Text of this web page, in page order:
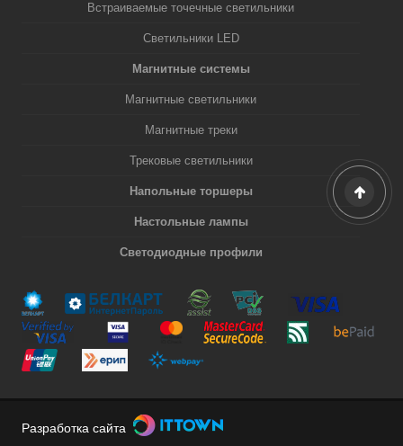
Встраиваемые точечные светильники
Светильники LED
Магнитные системы
Магнитные светильники
Магнитные треки
Трековые светильники
Напольные торшеры
Настольные лампы
Светодиодные профили
Разработка сайта